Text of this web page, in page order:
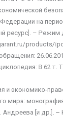
на
ресурс]. – Режим
products/
В 62 т.
и экономико-
мира:
Андреева [и др.]. –